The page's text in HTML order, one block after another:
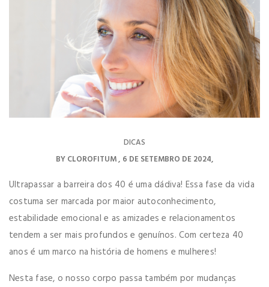
DICAS
BYCLOROFITUM 6 DE SETEMBRO DE 2024
Ultrapassar a barreira dos 40 é uma dádiva! Essa fase da vida
costuma ser marcada por maior autoconhecimento,
estabilidade emocional e as amizades e relacionamentos
tendem a ser mais profundos e genuínos. Com certeza 40
anos é um marco na história de homens e mulheres!
Nesta fase, o nosso corpo passa também por mudanças